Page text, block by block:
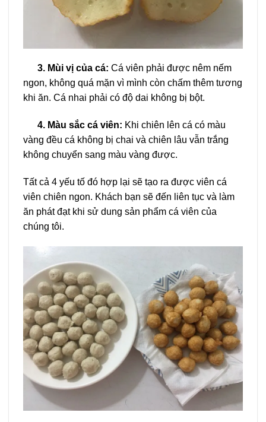
3. Mùi vị của cá: Cá viên phải được nêm nếm
ngon, không quá mặn vì mình còn chấm thêm tương
khi ăn. Cá nhai phải có độ dai không bị bột.
4. Màu sắc cá viên: Khi chiên lên cá có màu
vàng đều cá không bị chai và chiên lâu vẫn trắng
không chuyển sang màu vàng được.
Tất cả 4 yếu tố đó hợp lại sẽ tạo ra được viên cá
viên chiên ngon. Khách bạn sẽ đến liên tục và làm
ăn phát đạt khi sử dung sản phẩm cá viên của
chúng tôi.